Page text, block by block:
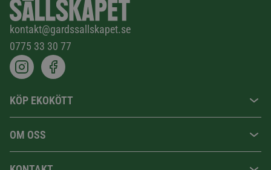
kontakt@gardssallskapet.se
0775 33 30 77
KÖP EKOKÖTT
OM OSS